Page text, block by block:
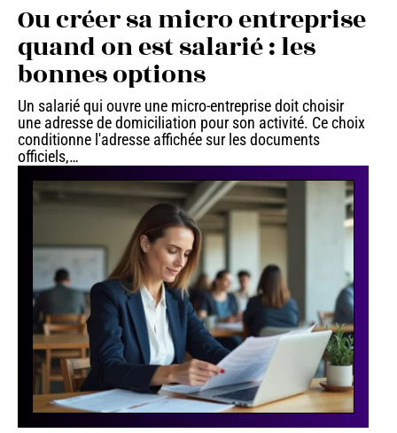
Ou créer sa micro entreprise
quand on est salarié : les
bonnes options
Un salarié qui ouvre une micro-entreprise doit choisir
une adresse de domiciliation pour son activité. Ce choix
conditionne l'adresse affichée sur les documents
officiels,…